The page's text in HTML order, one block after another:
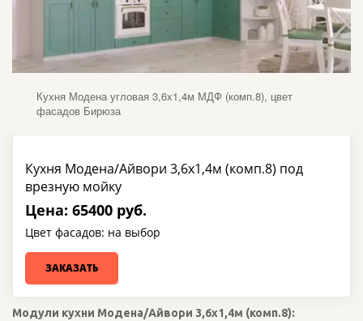
Кухня Модена угловая 3,6х1,4м МДФ (комп.8), цвет
фасадов Бирюза
Кухня Модена/Айвори 3,6х1,4м (комп.8) под
врезную мойку
Цена: 65400 руб.
Цвет фасадов: на выбор
ЗАКАЗАТЬ
Модули кухни Модена/Айвори 3,6х1,4м (комп.8):